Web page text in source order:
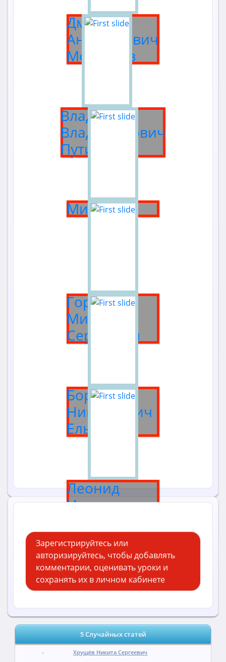
Дмитрий
Анатольевич
Медведев
Владимир
Владимирович
Путин
Миасс
Горбачёв
Михаил
Сергеевич
Борис
Николаевич
Ельцин
Леонид
Ильич
Зарегистрируйтесь или
авторизируйтесь, чтобы добавлять
комментарии, оценивать уроки и
сохранять их в личном кабинете
5 Случайных статей
Хрущёв Никита Сергеевич